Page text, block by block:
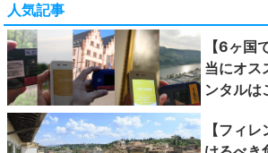
人気記事
【6ヶ国
当にオス
ンタルは
【フィ